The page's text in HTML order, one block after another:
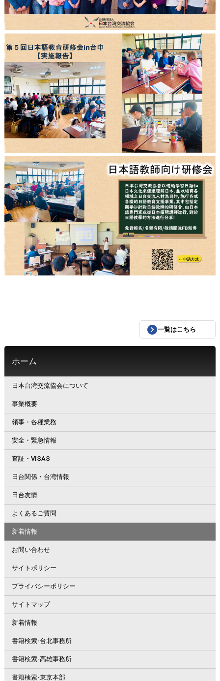
一覧はこちら
ホーム
日本台湾交流協会について
事業概要
領事・各種業務
安全・緊急情報
査証・VISAS
日台関係・台湾情報
日台友情
よくあるご質問
新着情報
お問い合わせ
サイトポリシー
プライバシーポリシー
サイトマップ
新着情報
書籍検索-台北事務所
書籍検索-高雄事務所
書籍検索-東京本部